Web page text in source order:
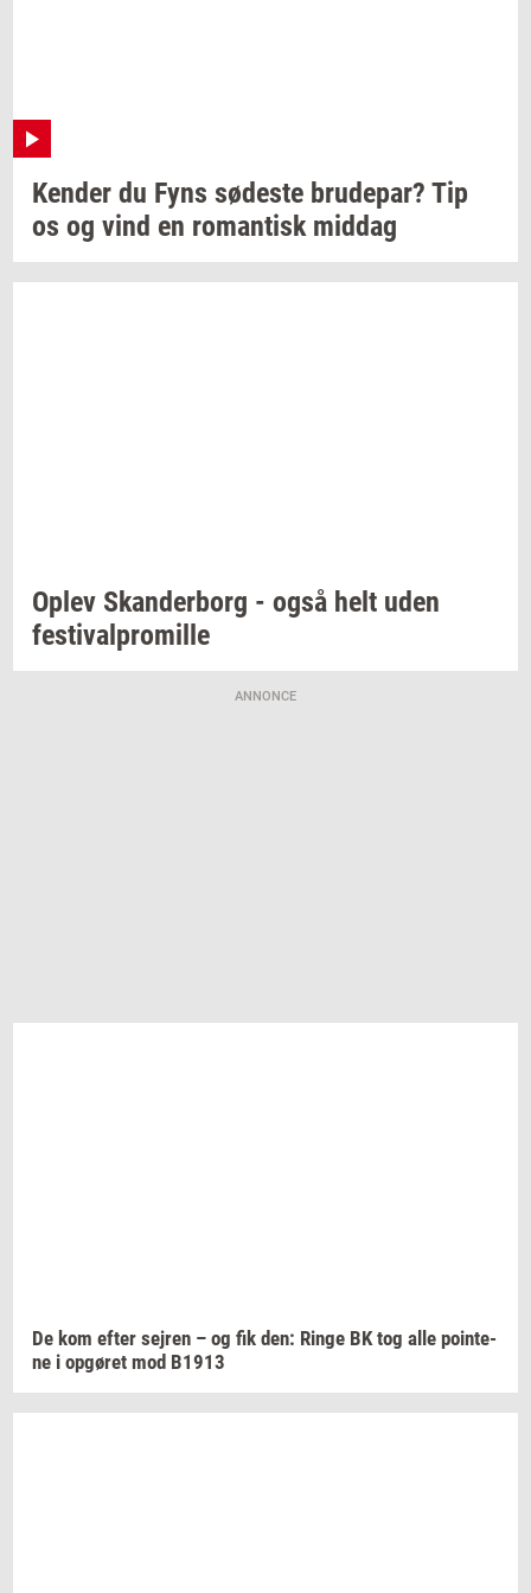
Ken­der du Fyns sø­de­ste bru­de­par? Tip
os og vind en ro­man­tisk mid­dag
Oplev Skan­der­borg - også helt uden
festi­val­pro­mil­le
ANNONCE
De kom efter sej­ren – og fik den: Ringe BK tog alle po­in­te­
ne i op­gø­ret mod B1913